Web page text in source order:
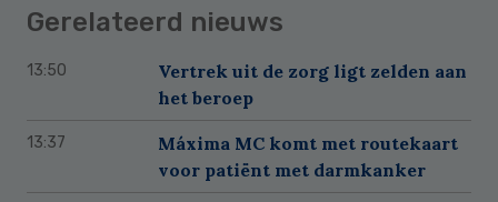
Gerelateerd nieuws
13:50
Vertrek uit de zorg ligt zelden aan
het beroep
13:37
Máxima MC komt met routekaart
voor patiënt met darmkanker